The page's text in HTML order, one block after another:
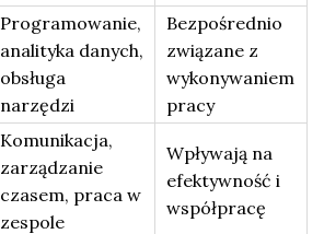
Programowanie,
analityka danych,
obsługa
narzędzi
Bezpośrednio
związane z
wykonywaniem
pracy
Komunikacja,
zarządzanie
czasem, praca w
zespole
Wpływają na
efektywność i
współpracę